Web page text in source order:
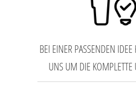
BEI EINER PASSENDEN
UNS UM DIE KOMPLETTE